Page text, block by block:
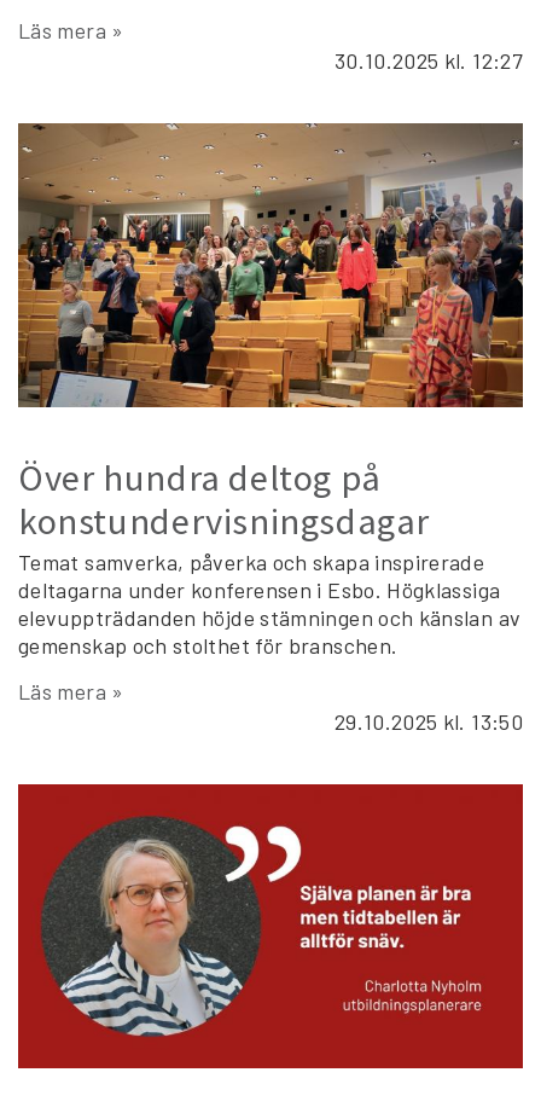
Läs mera »
30.10.2025 kl. 12:27
Över hundra deltog på
konstundervisningsdagar
Temat samverka, påverka och skapa inspirerade
deltagarna under konferensen i Esbo. Högklassiga
elevuppträdanden höjde stämningen och känslan av
gemenskap och stolthet för branschen.
Läs mera »
29.10.2025 kl. 13:50